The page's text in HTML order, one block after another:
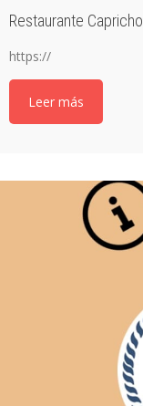
Restaurante Capricho
https://
Leer más